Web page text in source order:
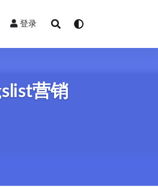
登录
营销